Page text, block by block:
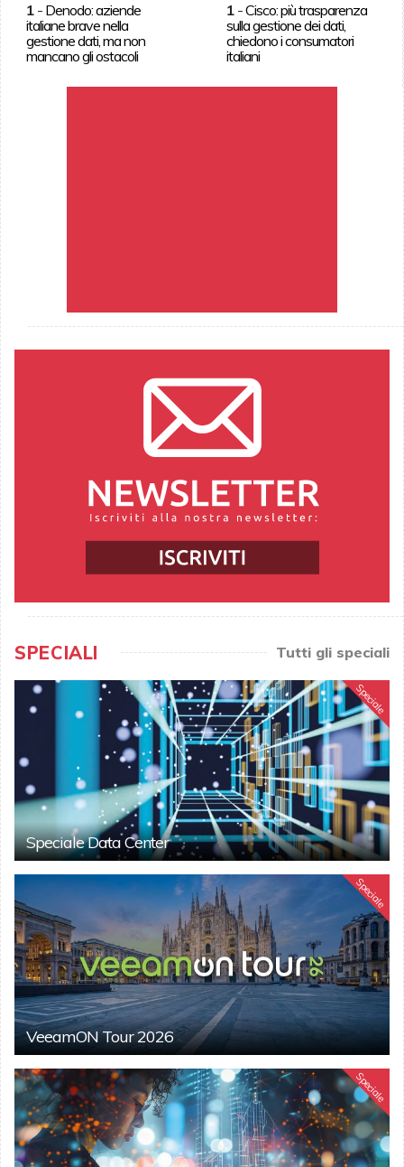
1- Denodo: aziende
italiane brave nella
gestione dati, ma non
mancano gli ostacoli
1 -Cisco: più trasparenza
sulla gestione dei dati,
chiedono i consumatori
italiani
SPECIALI Tutti gli speciali
Speciale
Speciale Data Center
Speciale
VeeamON Tour 2026
Speciale